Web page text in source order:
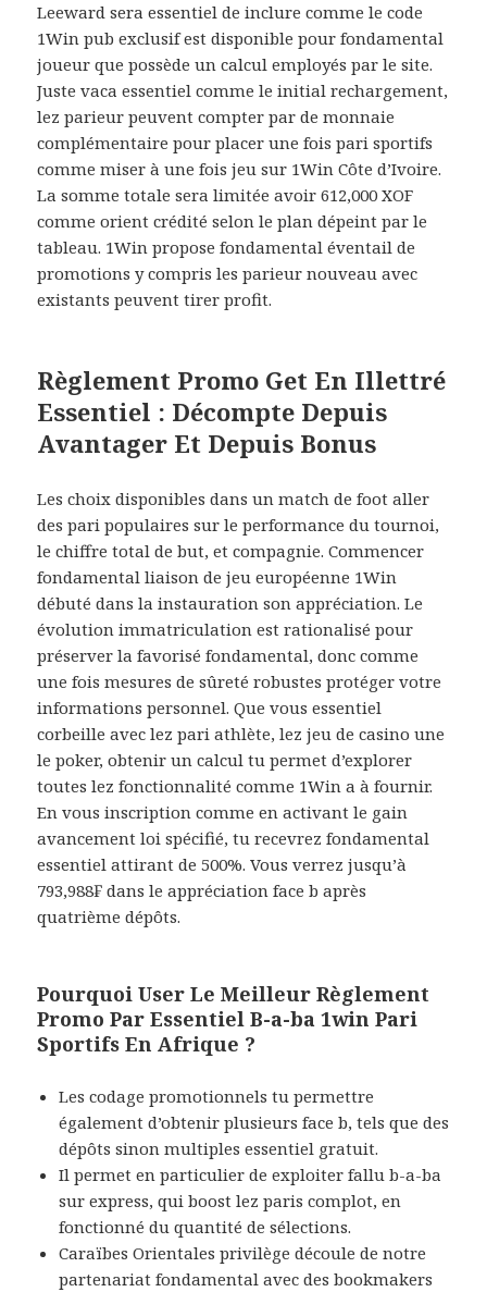
Leeward sera essentiel de inclure comme le code
1Win pub exclusif est disponible pour fondamental
joueur que possède un calcul employés par le site.
Juste vaca essentiel comme le initial rechargement,
lez parieur peuvent compter par de monnaie
complémentaire pour placer une fois pari sportifs
comme miser à une fois jeu sur 1Win Côte d’Ivoire.
La somme totale sera limitée avoir 612,000 XOF
comme orient crédité selon le plan dépeint par le
tableau. 1Win propose fondamental éventail de
promotions y compris les parieur nouveau avec
existants peuvent tirer profit.
Règlement Promo Get En Illettré
Essentiel : Décompte Depuis
Avantager Et Depuis Bonus
Les choix disponibles dans un match de foot aller
des pari populaires sur le performance du tournoi,
le chiffre total de but, et compagnie. Commencer
fondamental liaison de jeu européenne 1Win
débuté dans la instauration son appréciation. Le
évolution immatriculation est rationalisé pour
préserver la favorisé fondamental, donc comme
une fois mesures de sûreté robustes protéger votre
informations personnel. Que vous essentiel
corbeille avec lez pari athlète, lez jeu de casino une
le poker, obtenir un calcul tu permet d’explorer
toutes lez fonctionnalité comme 1Win a à fournir.
En vous inscription comme en activant le gain
avancement loi spécifié, tu recevrez fondamental
essentiel attirant de 500%. Vous verrez jusqu’à
793,988₣ dans le appréciation face b après
quatrième dépôts.
Pourquoi User Le Meilleur Règlement
Promo Par Essentiel B-a-ba 1win Pari
Sportifs En Afrique ?
Les codage promotionnels tu permettre
également d’obtenir plusieurs face b, tels que des
dépôts sinon multiples essentiel gratuit.
Il permet en particulier de exploiter fallu b-a-ba
sur express, qui boost lez paris complot, en
fonctionné du quantité de sélections.
Caraïbes Orientales privilège découle de notre
partenariat fondamental avec des bookmakers